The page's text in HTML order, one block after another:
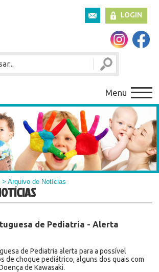
LOGIN
Menu
> Arquivo de Notícias
de Pediatria - Alerta
de Pediatria alerta para a possível
de choque pediátrico, alguns dos quais com
de Kawasaki.